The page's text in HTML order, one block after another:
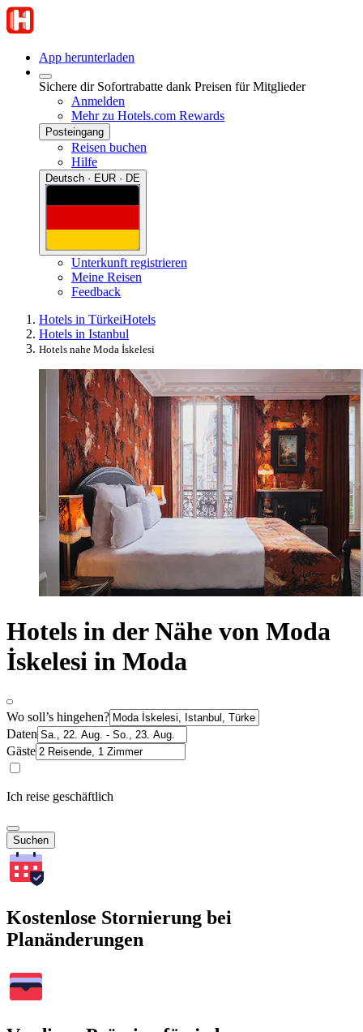
App herunterladen
Sichere dir Sofortrabatte dank Preisen für Mitglieder
Anmelden
Mehr zu Hotels.com Rewards
Posteingang
Reisen buchen
Hilfe
Deutsch · EUR · DE
Unterkunft registrieren
Meine Reisen
Feedback
Hotels in TürkeiHotels
Hotels in Istanbul
Hotels nahe Moda İskelesi
Hotels in der Nähe von Moda
İskelesi in Moda
Wo soll’s hingehen?
Daten
Gäste
Ich reise geschäftlich
Suchen
Kostenlose Stornierung bei
Planänderungen